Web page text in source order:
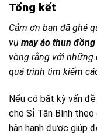
Tổng kết
Cảm ơn bạn đã ghé
vụ may áo thun
vòng rằng với những
quá trình tìm kiếm
Nếu có bất kỳ vấn
cho Sỉ Tân Bình
hân hạnh được giúp